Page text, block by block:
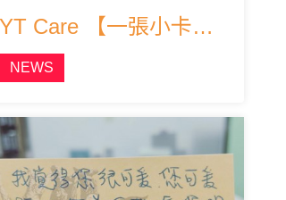
YT Care 【一張小卡引發戒毒村青年的感動回應】
NEWS